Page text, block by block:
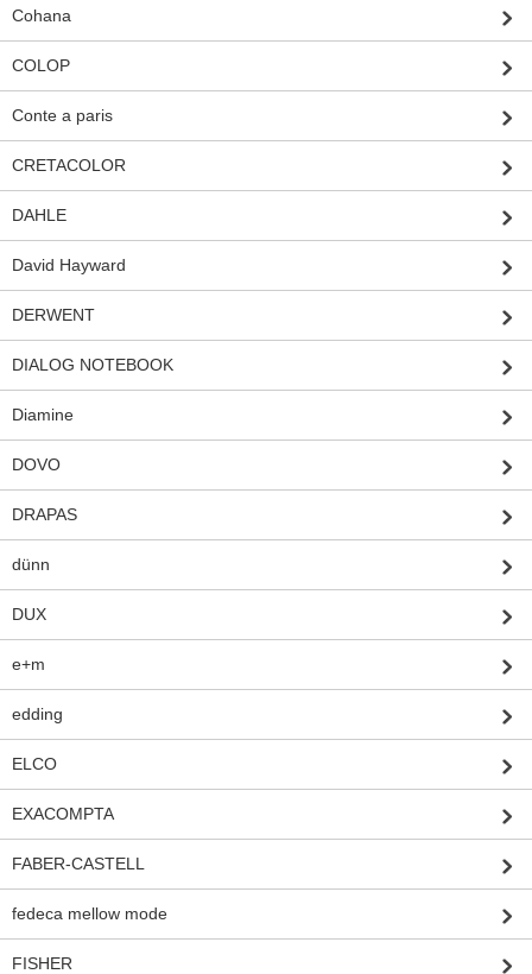
Cohana
COLOP
Conte a paris
CRETACOLOR
DAHLE
David Hayward
DERWENT
DIALOG NOTEBOOK
Diamine
DOVO
DRAPAS
dünn
DUX
e+m
edding
ELCO
EXACOMPTA
FABER-CASTELL
fedeca mellow mode
FISHER